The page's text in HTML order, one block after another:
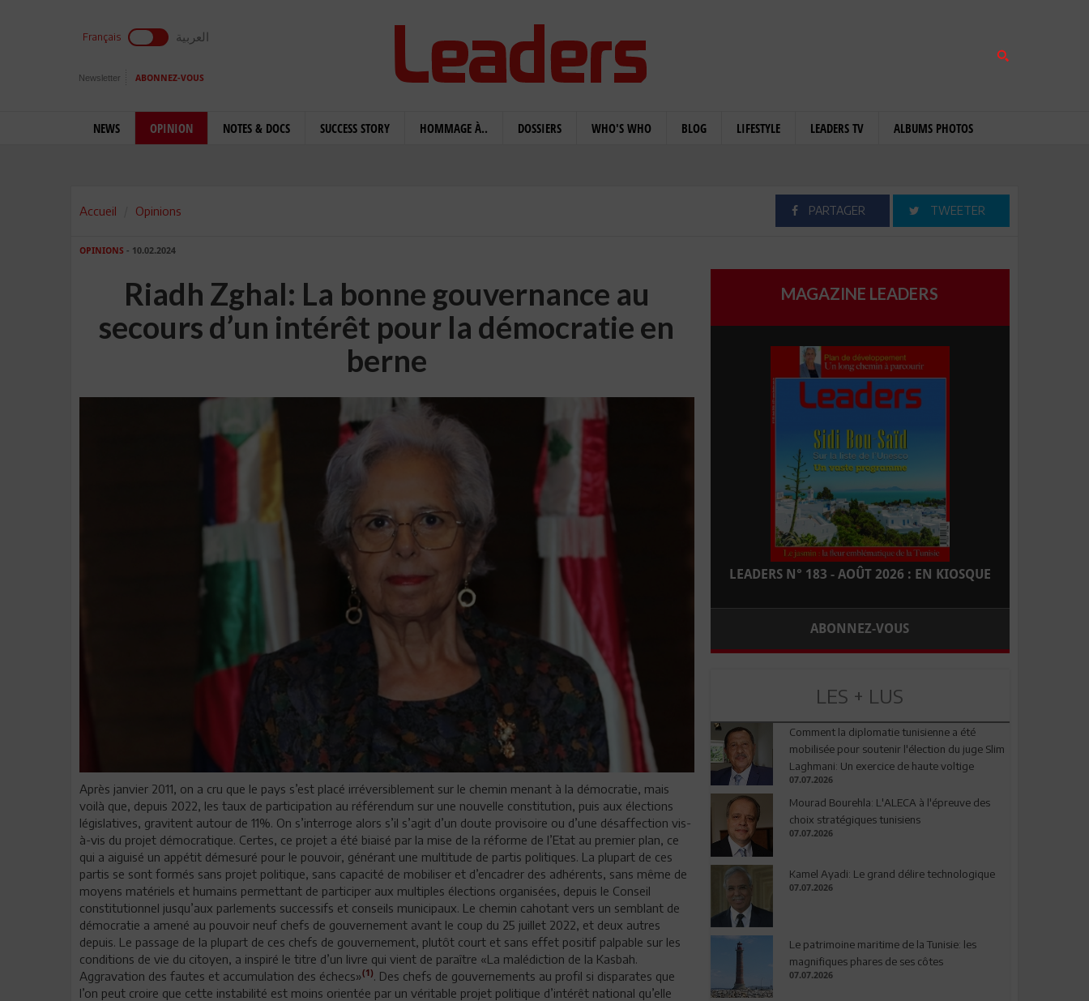
Français العربية
Newsletter ABONNEZ-VOUS
NEWS OPINION NOTES & DOCS SUCCESS STORY HOMMAGE À.. DOSSIERS WHO'S WHO BLOG LIFESTYLE LEADERS TV ALBUMS PHOTOS
Accueil Opinions PARTAGER TWEETER
OPINIONS - 10.02.2024
Riadh Zghal: La bonne gouvernance au
secours d’un intérêt pour la démocratie en
berne
Après janvier 2011, on a cru que le pays s’est placé irréversiblement sur le chemin menant à la démocratie, mais
voilà que, depuis 2022, les taux de participation au référendum sur une nouvelle constitution, puis aux élections
législatives, gravitent autour de 11%. On s’interroge alors s’il s’agit d’un doute provisoire ou d’une désaffection vis-
à-vis du projet démocratique. Certes, ce projet a été biaisé par la mise de la réforme de l’Etat au premier plan, ce
qui a aiguisé un appétit démesuré pour le pouvoir, générant une multitude de partis politiques. La plupart de ces
partis se sont formés sans projet politique, sans capacité de mobiliser et d’encadrer des adhérents, sans même de
moyens matériels et humains permettant de participer aux multiples élections organisées, depuis le Conseil
constitutionnel jusqu’aux parlements successifs et conseils municipaux. Le chemin cahotant vers un semblant de
démocratie a amené au pouvoir neuf chefs de gouvernement avant le coup du 25 juillet 2022, et deux autres
depuis. Le passage de la plupart de ces chefs de gouvernement, plutôt court et sans effet positif palpable sur les
conditions de vie du citoyen, a inspiré le titre d’un livre qui vient de paraître «La malédiction de la Kasbah.
Aggravation des fautes et accumulation des échecs»(1). Des chefs de gouvernements au profil si disparates que
l’on peut croire que cette instabilité est moins orientée par un véritable projet politique d’intérêt national qu’elle
MAGAZINE LEADERS
LEADERS N° 183 - AOÛT 2026 : EN KIOSQUE
ABONNEZ-VOUS
LES + LUS
Comment la diplomatie tunisienne a été
mobilisée pour soutenir l'élection du juge Slim
Laghmani: Un exercice de haute voltige
07.07.2026
Mourad Bourehla: L'ALECA à l'épreuve des
choix stratégiques tunisiens
07.07.2026
Kamel Ayadi: Le grand délire technologique
07.07.2026
Le patrimoine maritime de la Tunisie: les
magnifiques phares de ses côtes
07.07.2026